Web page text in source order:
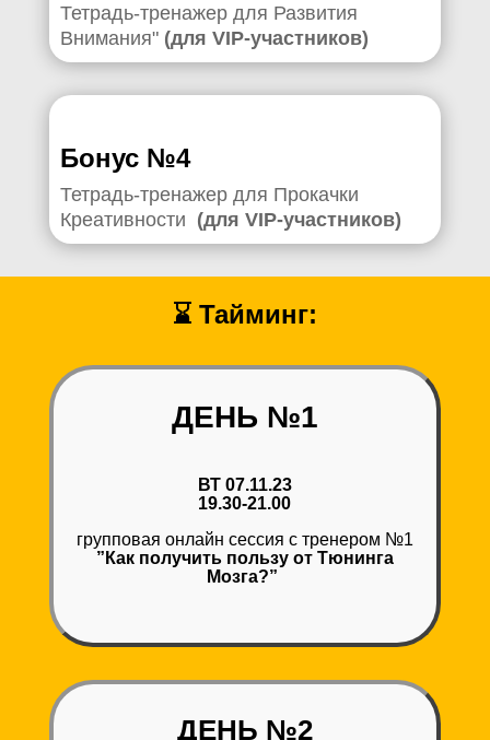
Тетрадь-тренажер для Развития
Внимания" (для VIP-участников)
Бонус №4
Тетрадь-тренажер для Прокачки
Креативности (для VIP-участников)
⌛ Тайминг:
ДЕНЬ №1
ВТ 07.11.23
19.30-21.00
групповая онлайн сессия с тренером №1
”Как получить пользу от Тюнинга
Мозга?”
ДЕНЬ №2